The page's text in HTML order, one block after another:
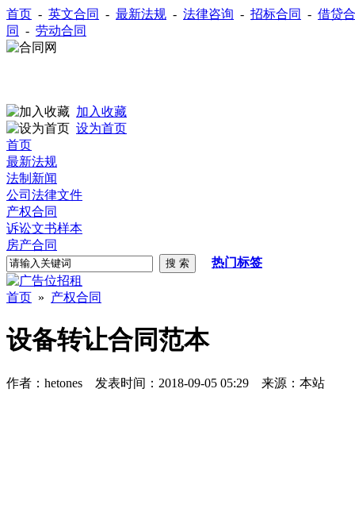
首页 - 英文合同 - 最新法规 - 法律咨询 - 招标合同 - 借贷
同
- 劳动合同
加入收藏
设为首页
首页
最新法规
法制新闻
公司法律文件
产权合同
诉讼文书样本
房产合同
热门标签
首页 » 产权合同
设备转让合同范本
作者：hetones 发表时间：2018-09-05 05:29 来源：本站